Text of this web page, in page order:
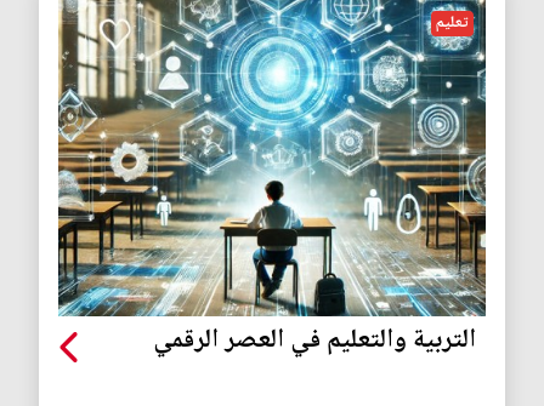
تعليم
التربية والتعليم في العصر الرقمي